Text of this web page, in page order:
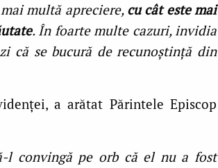
multă apreciere,cu cât este mai
. În foarte multe cazuri, invidia
că se bucură de recunoştinţă din
a arătat Părintele Episcop
l convingă pe orb că el nu a fost